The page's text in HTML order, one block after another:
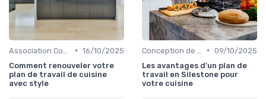
• 16/10/2025
Comment renouveler votre
plan de travail de cuisine
avec style
• 09/10/2025
Les avantages d'un plan de
travail en Silestone pour
votre cuisine